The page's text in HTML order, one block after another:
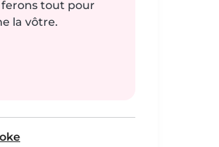
tout pour
la vôtre.